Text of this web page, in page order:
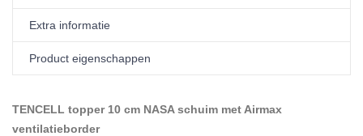
Extra informatie
Product eigenschappen
TENCELL topper 10 cm NASA schuim met Airmax
ventilatieborder